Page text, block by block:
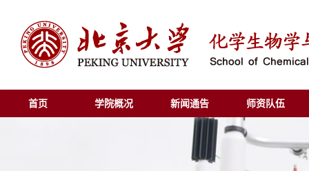
首页 学院概况 新闻通告 师资队伍